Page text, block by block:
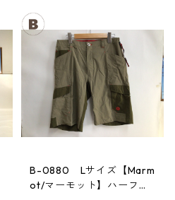
B-0880 Lサイズ【Marm
ot/マーモット】ハーフパ